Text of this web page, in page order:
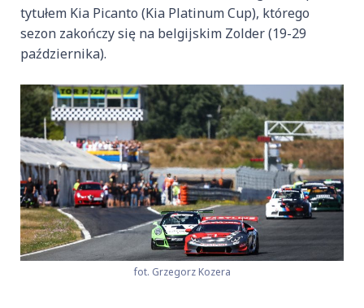
tytułem Kia Picanto (Kia Platinum Cup), którego
sezon zakończy się na belgijskim Zolder (19-29
października).
fot. Grzegorz Kozera